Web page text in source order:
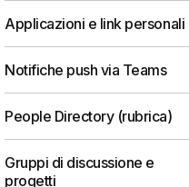
Applicazioni e link personali
Notifiche push via Teams
People Directory (rubrica)
Gruppi di discussione e
progetti